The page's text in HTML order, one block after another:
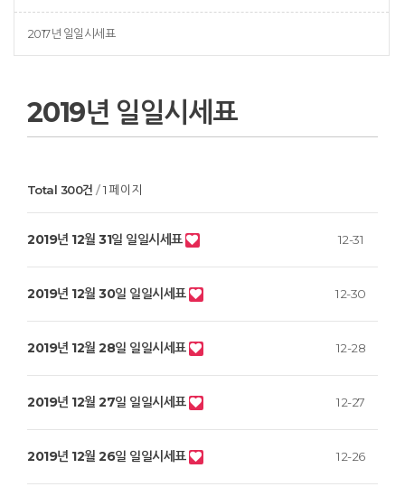
2017년 일일시세표
2019년 일일시세표
Total 300건 1 페이지
2019년 12월 31일 일일시세표 12-31
2019년 12월 30일 일일시세표 12-30
2019년 12월 28일 일일시세표 12-28
2019년 12월 27일 일일시세표 12-27
2019년 12월 26일 일일시세표 12-26